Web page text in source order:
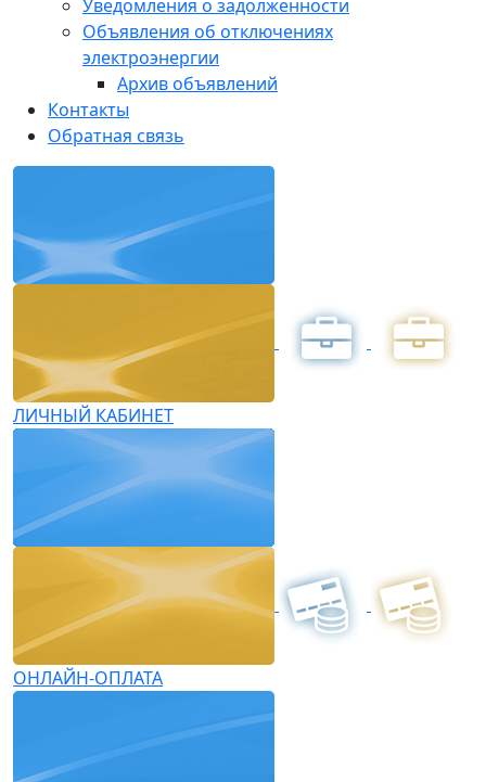
Уведомления о задолженности
Объявления об отключениях
электроэнергии
Архив объявлений
Контакты
Обратная связь
ЛИЧНЫЙ КАБИНЕТ
ОНЛАЙН-ОПЛАТА